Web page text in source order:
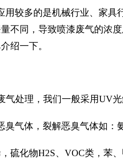
用较多的是机械行业、家具
不同，导致喷漆废气的浓
绍一下。
气处理，我们一般采用UV
气体，裂解恶臭气体如：
硫化物H2S、VOC类，苯